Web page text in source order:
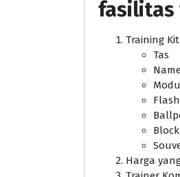
fasilitas
Training
Tas
Harga